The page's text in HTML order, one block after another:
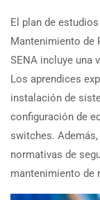
El plan de
Mantenimiento de
SENA incluye una
Los aprendices
instalación de
configuración de
switches.
normativas de
mantenimiento de